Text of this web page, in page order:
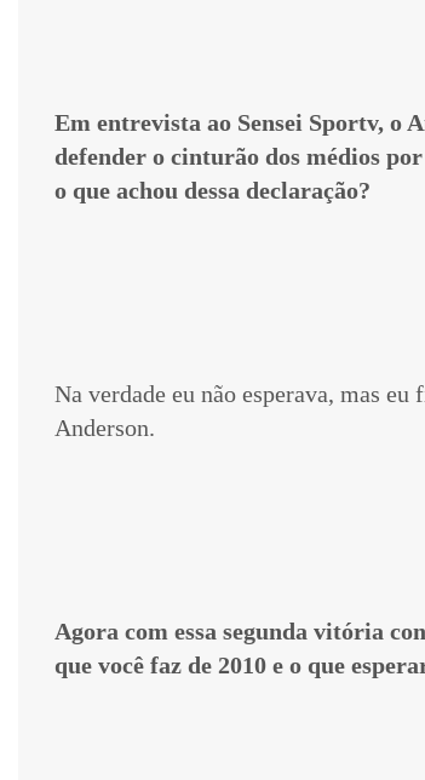
Em entrevista ao Sensei Sportv, o
defender o cinturão dos médios
o que achou dessa declaração?
Na verdade eu não esperava, mas
Anderson.
Agora com essa segunda vitória
que você faz de 2010 e o que